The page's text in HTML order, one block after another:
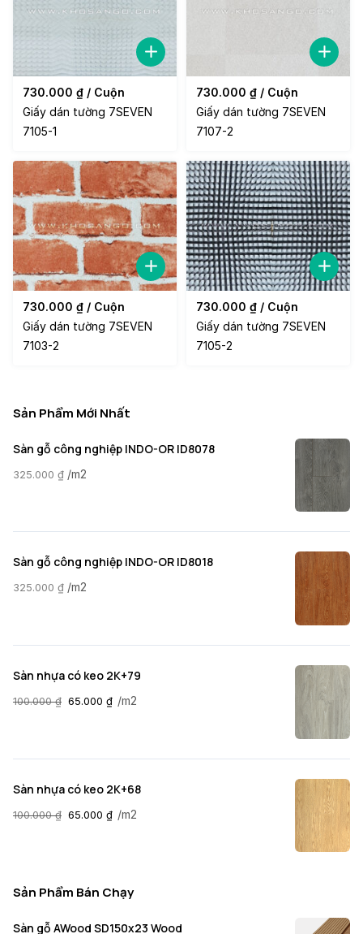
730.000 ₫ / Cuộn
Giấy dán tường 7SEVEN
7105-1
730.000 ₫ / Cuộn
Giấy dán tường 7SEVEN
7107-2
730.000 ₫ / Cuộn
Giấy dán tường 7SEVEN
7103-2
730.000 ₫ / Cuộn
Giấy dán tường 7SEVEN
7105-2
Sản Phẩm Mới Nhất
Sàn gỗ công nghiệp INDO-OR ID8078
325.000 ₫ /m2
Sàn gỗ công nghiệp INDO-OR ID8018
325.000 ₫ /m2
Sàn nhựa có keo 2K+79
100.000₫ 65.000 ₫ /m2
Sàn nhựa có keo 2K+68
100.000₫ 65.000 ₫ /m2
Sản Phẩm Bán Chạy
Sàn gỗ AWood SD150x23 Wood